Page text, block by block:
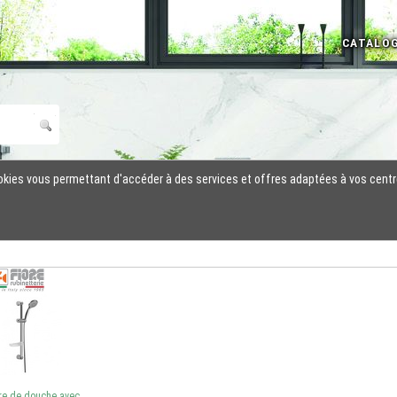
vous permettant d'accéder à des services et offres adaptées à vos